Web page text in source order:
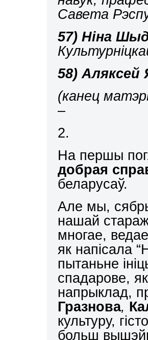
Савета
57) Ніна
58) Аляксей
(канец
–
2.
На першы
добрая
беларусаў.
Але мы,
нашай
многае,
як напісала
пытаньне
спадарове,
напрыклад,
Гразнова,
культуру,
больш